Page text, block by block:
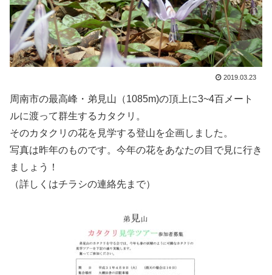
2019.03.23
周南市の最高峰・弟見山（1085m)の頂上に3~4百メート
ルに渡って群生するカタクリ。
そのカタクリの花を見学する登山を企画しました。
写真は昨年のものです。今年の花をあなたの目で見に行き
ましょう！
（詳しくはチラシの連絡先まで）